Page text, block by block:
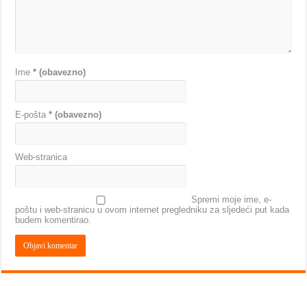
Ime* (obavezno)
E-pošta* (obavezno)
Web-stranica
Spremi moje ime, e-
poštu i web-stranicu u ovom internet pregledniku za sljedeći put kada
budem komentirao.